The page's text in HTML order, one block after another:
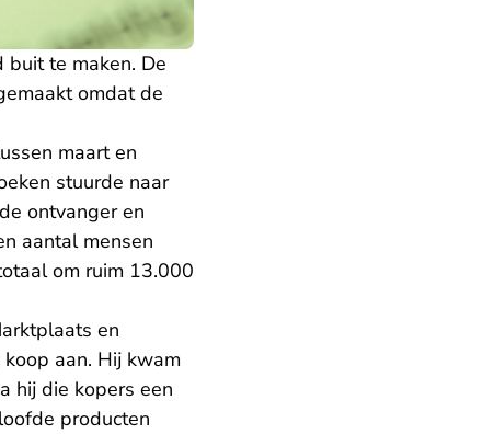
te maken. De
omdat de
maart en
stuurde naar
ontvanger en
aantal mensen
om ruim 13.000
en
aan. Hij kwam
hij die kopers een
producten